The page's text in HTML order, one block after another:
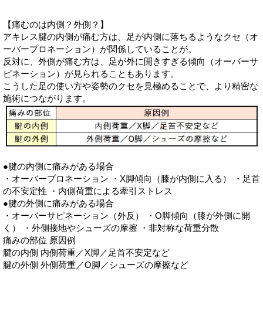
【痛むのは内側？外側？】
アキレス腱の内側が痛む方は、足が内側に落ちるようなクセ（オ
ーバープロネーション）が関係していることが。
反対に、外側が痛む方は、足が外に開きすぎる傾向（オーバーサ
ピネーション）が見られることもあります。
こうした足の使い方や姿勢のクセを見極めることで、より精密な
施術につながります。
●腱の内側に痛みがある場合
・オーバープロネーション ・X脚傾向（膝が内側に入る） ・足首
の不安定性 ・内側荷重による牽引ストレス
●腱の外側に痛みがある場合
・オーバーサピネーション（外反） ・O脚傾向（膝が外側に開
く） ・外側接地やシューズの摩擦 ・非対称な荷重分散
痛みの部位 原因例
腱の内側 内側荷重／X脚／足首不安定など
腱の外側 外側荷重／O脚／シューズの摩擦など